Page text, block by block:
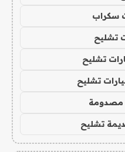
سكراب
تشليح
تشليح
تشليح
مصدومة
تشليح